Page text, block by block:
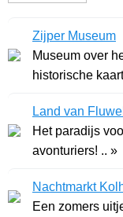
Zijper Museum
Museum over
historische
Land van Fluwel
Het paradijs
avonturiers! .. »
Nachtmarkt